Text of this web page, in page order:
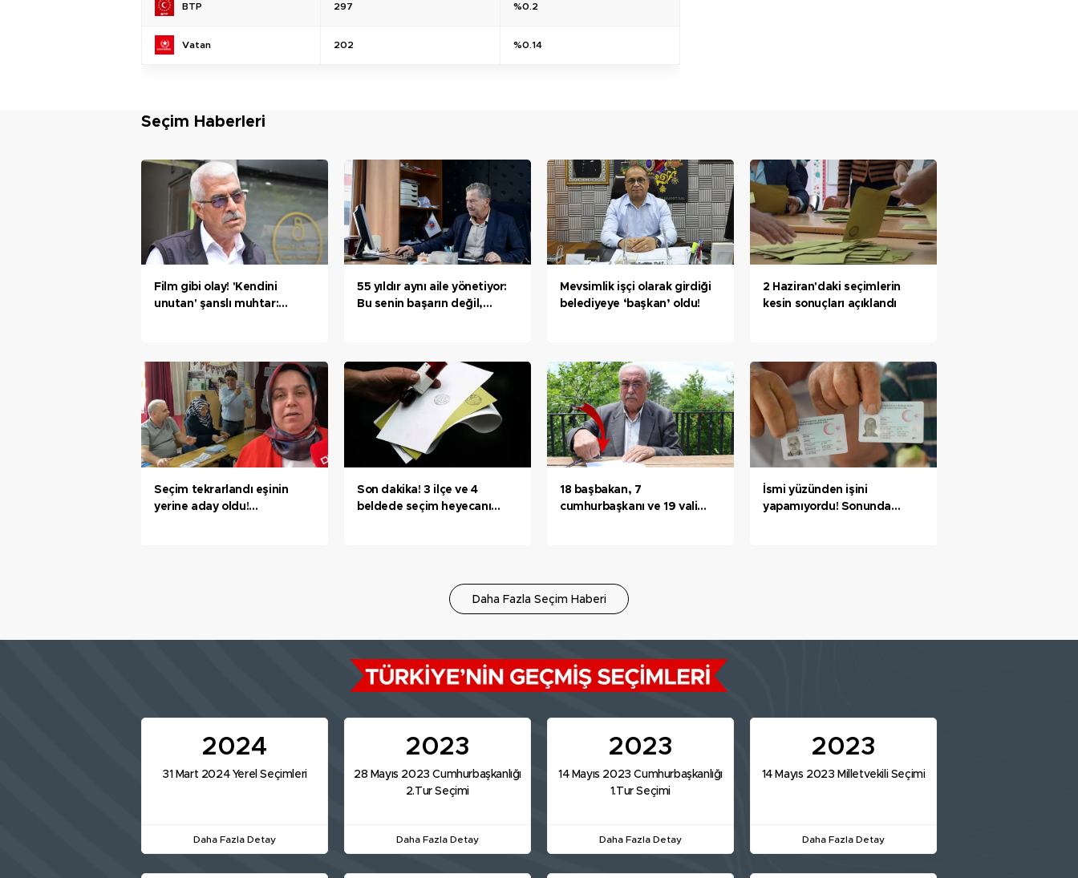
BTP 297 %0.2
Vatan 202 %0.14
Seçim Haberleri
Film gibi olay! 'Kendini
unutan' şanslı muhtar:
55 yıldır aynı aile yönetiyor:
Bu senin başarın değil,
Mevsimlik işçi olarak girdiği
belediyeye ‘başkan’ oldu!
2 Haziran'daki seçimlerin
kesin sonuçları açıklandı
Seçim tekrarlandı eşinin
yerine aday oldu!
Son dakika! 3 ilçe ve 4
beldede seçim heyecanı
18 başbakan, 7
cumhurbaşkanı ve 19 vali
İsmi yüzünden işini
yapamıyordu! Sonunda
Daha Fazla Seçim Haberi
2024
31 Mart 2024 Yerel Seçimleri
Daha Fazla Detay
2023
28 Mayıs 2023 Cumhurbaşkanlığı
2.Tur Seçimi
Daha Fazla Detay
2023
14 Mayıs 2023 Cumhurbaşkanlığı
1.Tur Seçimi
Daha Fazla Detay
2023
14 Mayıs 2023 Milletvekili Seçimi
Daha Fazla Detay